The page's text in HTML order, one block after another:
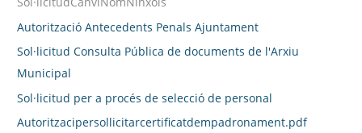
Autorització Antecedents Penals Ajuntament
Sol·licitud Consulta Pública de documents de l'Arxiu
Municipal
Sol·licitud per a procés de selecció de personal
Autoritzacipersollicitarcertificatdempadronament.pdf